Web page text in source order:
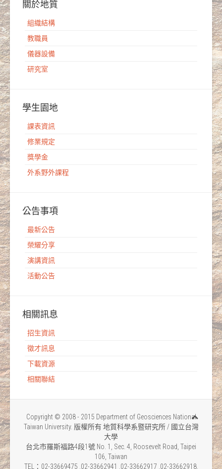
關於地質
組織結構
教職員
儀器設備
研究室
學生園地
課表資訊
修業規定
獎學金
外系野外課程
公告事項
最新公告
榮耀分享
演講資訊
活動公告
相關訊息
招生資訊
徵才訊息
下載資源
相關聯結
Copyright © 2008 - 2015 Department of Geosciences National
Taiwan University. 版權所有 地質科學系暨研究所 / 國立台灣
大學
台北市羅斯福路4段1號 No. 1, Sec. 4, Roosevelt Road, Taipei
106, Taiwan
TEL：02-33669475 .02-33662941 .02-33662917 .02-33662918.